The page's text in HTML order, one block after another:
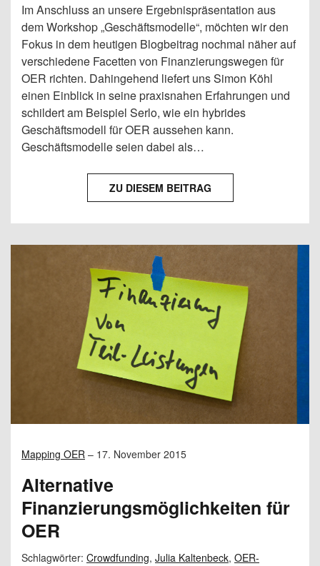
Im Anschluss an unsere Ergebnispräsentation aus
dem Workshop „Geschäftsmodelle“, möchten wir den
Fokus in dem heutigen Blogbeitrag nochmal näher auf
verschiedene Facetten von Finanzierungswegen für
OER richten. Dahingehend liefert uns Simon Köhl
einen Einblick in seine praxisnahen Erfahrungen und
schildert am Beispiel Serlo, wie ein hybrides
Geschäftsmodell für OER aussehen kann.
Geschäftsmodelle seien dabei als…
ZU DIESEM BEITRAG
Mapping OER – 17. November 2015
Alternative
Finanzierungsmöglichkeiten für
OER
Schlagwörter: Crowdfunding, Julia Kaltenbeck, OER-